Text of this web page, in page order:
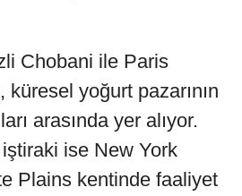
Chobani ile Paris
yoğurt pazarının
arasında yer alıyor.
ise New York
Plains kentinde faaliyet